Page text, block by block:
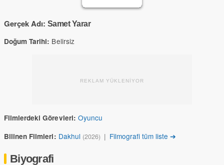
Gerçek Adı: Samet Yarar
Doğum Tarihi: Belirsiz
REKLAM YÜKLENİYOR
Filmlerdeki Görevleri: Oyuncu
Bilinen Filmleri: Dakhul (2026) | Filmografi tüm liste ➔
Biyografi